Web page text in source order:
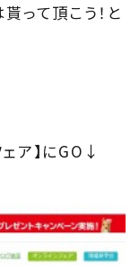
って頂こう！と
ア】にGO↓